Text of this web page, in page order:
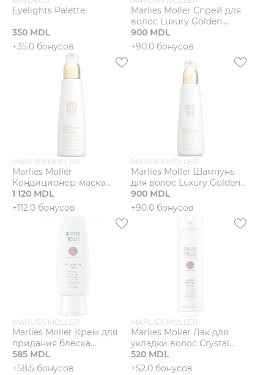
Eyelights Palette
350 MDL
+35.0 бонусов
Marlies Moller Спрей для
волос Luxury Golden
Caviar
900 MDL
+90.0 бонусов
MARLIES MOLLER
Marlies Moller
Кондиционер-маска
Luxury Golden Caviar
1 120 MDL
+112.0 бонусов
MARLIES MOLLER
Marlies Moller Шампунь
для волос Luxury Golden
Caviar
900 MDL
+90.0 бонусов
MARLIES MOLLER
Marlies Moller Крем для
придания блеска
волосам Soft Glossing
Cream
585 MDL
+58.5 бонусов
MARLIES MOLLER
Marlies Moller Лак для
укладки волос Crystal
Shine
520 MDL
+52.0 бонусов